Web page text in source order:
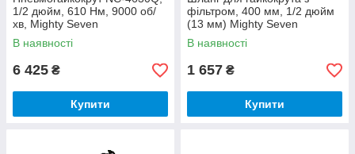
1/2 дюйм, 610 Нм, 9000 об/
хв, Mighty Seven
В наявності
6 425 ₴
Купити
фільтром, 400 мм, 1/2 дюйм
(13 мм) Mighty Seven
В наявності
1 657 ₴
Купити